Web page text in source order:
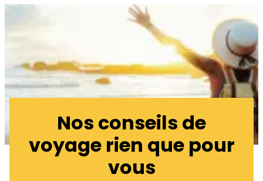
Nos conseils de
voyage rien que pour
vous